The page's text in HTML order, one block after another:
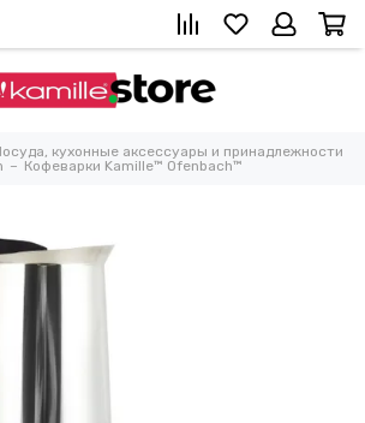
кухонные аксессуары и принадлежности
Кофеварки Kamille™ Ofenbach™